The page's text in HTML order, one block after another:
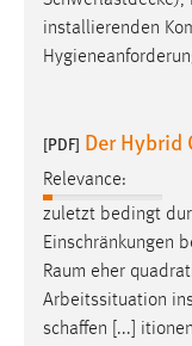
installierenden
[PDF] Der Hybrid
Relevance:
zuletzt bedingt
Einschränkungen
Raum eher
Arbeitssituation
schaffen [...]